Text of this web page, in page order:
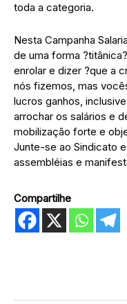
toda a categoria.
Nesta Campanha
de uma forma
enrolar e dizer ?que a
nós fizemos, mas
lucros ganhos,
arrochar os salários e
mobilização forte e
Junte-se ao Sindicato
assembléias e
Compartilhe